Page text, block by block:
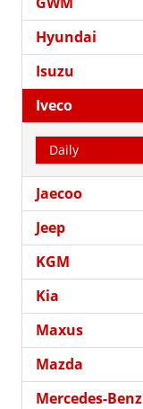
Hyundai
Isuzu
Iveco
Daily
Jaecoo
Jeep
KGM
Kia
Maxus
Mazda
Mercedes-Benz